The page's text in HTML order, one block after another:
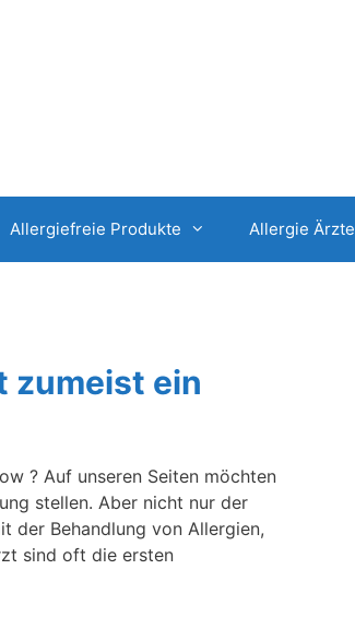
Allergiefreie Produkte Allergie Ärzte
zumeist ein
? Auf unseren Seiten möchten
stellen. Aber nicht nur der
der Behandlung von Allergien,
sind oft die ersten